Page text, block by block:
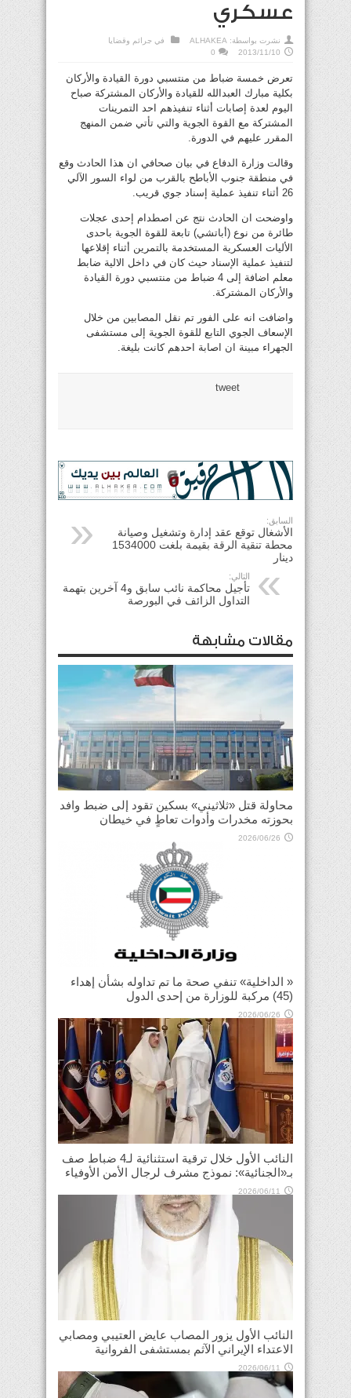
عسكري
نشرت بواسطة: ALHAKEA في جرائم وقضايا
2013/11/10
0
تعرض خمسة ضباط من منتسبي دورة القيادة والأركان
بكلية مبارك العبدالله للقيادة والأركان المشتركة صباح
اليوم لعدة إصابات أثناء تنفيذهم احد التمرينات
المشتركة مع القوة الجوية والتي تأتي ضمن المنهج
المقرر عليهم في الدورة.
وقالت وزارة الدفاع في بيان صحافي ان هذا الحادث وقع
في منطقة جنوب الأباطح بالقرب من لواء السور الآلي
26 أثناء تنفيذ عملية إسناد جوي قريب.
واوضحت ان الحادث نتج عن اصطدام إحدى عجلات
طائرة من نوع (أباتشي) تابعة للقوة الجوية باحدى
الأليات العسكرية المستخدمة بالتمرين أثناء إقلاعها
لتنفيذ عملية الإسناد حيث كان في داخل الالية ضابط
معلم اضافة إلى 4 ضباط من منتسبي دورة القيادة
والأركان المشتركة.
واضافت انه على الفور تم نقل المصابين من خلال
الإسعاف الجوي التابع للقوة الجوية إلى مستشفى
الجهراء مبينة ان اصابة احدهم كانت بليغة.
tweet
السابق:
الأشغال توقع عقد إدارة وتشغيل وصيانة
محطة تنقية الرقة بقيمة بلغت 1534000
دينار
التالي:
تأجيل محاكمة نائب سابق و4 آخرين بتهمة
التداول الزائف في البورصة
مقالات مشابهة
محاولة قتل «ثلاثيني» بسكين تقود إلى ضبط وافد
بحوزته مخدرات وأدوات تعاطٍ في خيطان
2026/06/26
« الداخلية» تنفي صحة ما تم تداوله بشأن إهداء
(45) مركبة للوزارة من إحدى الدول
2026/06/26
النائب الأول خلال ترقية استثنائية لـ4 ضباط صف
بـ«الجنائية»: نموذج مشرف لرجال الأمن الأوفياء
2026/06/11
النائب الأول يزور المصاب عايض العتيبي ومصابي
الاعتداء الإيراني الآثم بمستشفى الفروانية
2026/06/11